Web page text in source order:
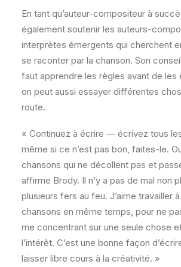
En tant qu’auteur-compositeur à
également soutenir les auteurs-
interprètes émergents qui cherchent
se raconter par la chanson. Son
faut apprendre les règles avant de les
on peut aussi essayer différentes
route.
« Continuez à écrire — écrivez tous
même si ce n’est pas bon, faites-le.
chansons qui ne décollent pas et
affirme Brody. Il n’y a pas de mal non
plusieurs fers au feu. J’aime travailler
chansons en même temps, pour ne
me concentrant sur une seule chose
l’intérêt. C’est une bonne façon
laisser libre cours à la créativité. »